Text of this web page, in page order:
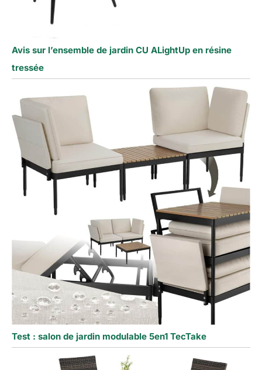
Avis sur l’ensemble de jardin CU ALightUp en résine
tressée
Test : salon de jardin modulable 5en1 TecTake